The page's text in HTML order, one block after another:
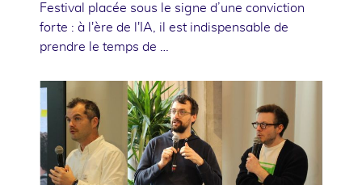
Festival placée sous le signe d’une conviction
forte : à l'ère de l'IA, il est indispensable de
prendre le temps de …